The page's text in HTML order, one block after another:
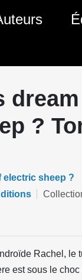
?
electric sheep ?
Rachel, le
est sous le